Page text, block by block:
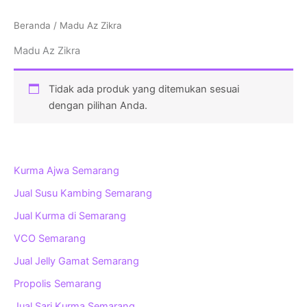
Beranda / Madu Az Zikra
Madu Az Zikra
Tidak ada produk yang ditemukan sesuai
dengan pilihan Anda.
Kurma Ajwa Semarang
Jual Susu Kambing Semarang
Jual Kurma di Semarang
VCO Semarang
Jual Jelly Gamat Semarang
Propolis Semarang